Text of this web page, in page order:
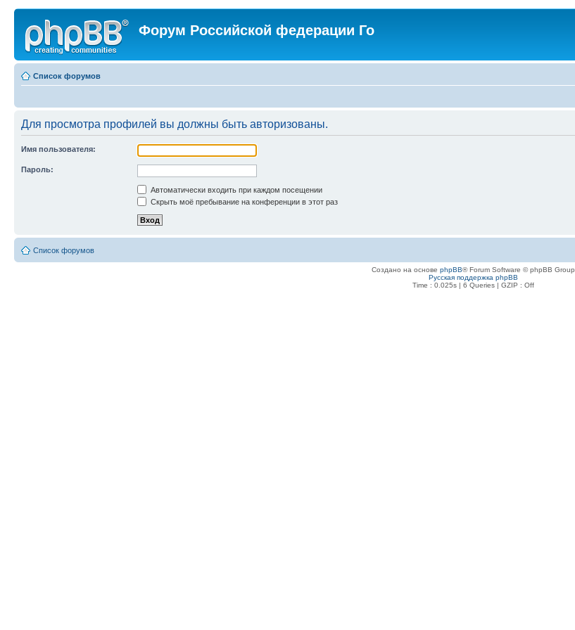
Форум Российской федерации Го
Список форумов
Для просмотра профилей вы должны быть авторизованы.
Имя пользователя:
Пароль:
Автоматически входить при каждом посещении
Скрыть моё пребывание на конференции в этот раз
Список форумов
Создано на основе phpBB® Forum Software © phpBB Group
Русская поддержка phpBB
Time : 0.025s | 6 Queries | GZIP : Off